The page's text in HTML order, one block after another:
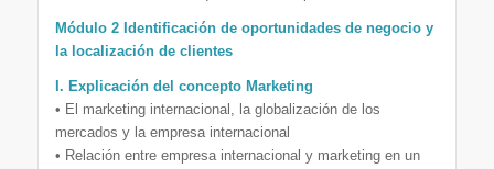
Módulo 2 Identificación de oportunidades de negocio y
la localización de clientes
I. Explicación del concepto Marketing
• El marketing internacional, la globalización de los
mercados y la empresa internacional
• Relación entre empresa internacional y marketing en un